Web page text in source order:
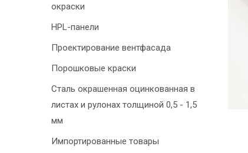
окраски
HPL-панели
Проектирование вентфасада
Порошковые краски
Сталь окрашенная оцинкованная в
листах и рулонах толщиной 0,5 - 1,5
мм
Импортированные товары